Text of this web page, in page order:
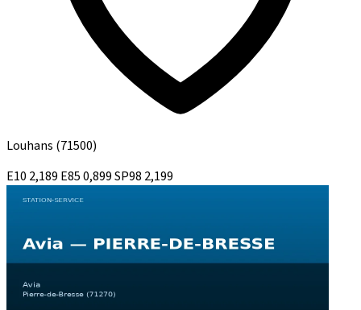
Louhans (71500)
E10 2,189 E850,899SP98 2,199